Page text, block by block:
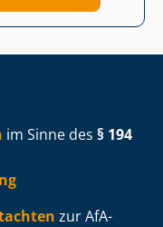
im Sinne des § 194
zur AfA-